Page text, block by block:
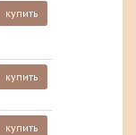
купить
купить
купить